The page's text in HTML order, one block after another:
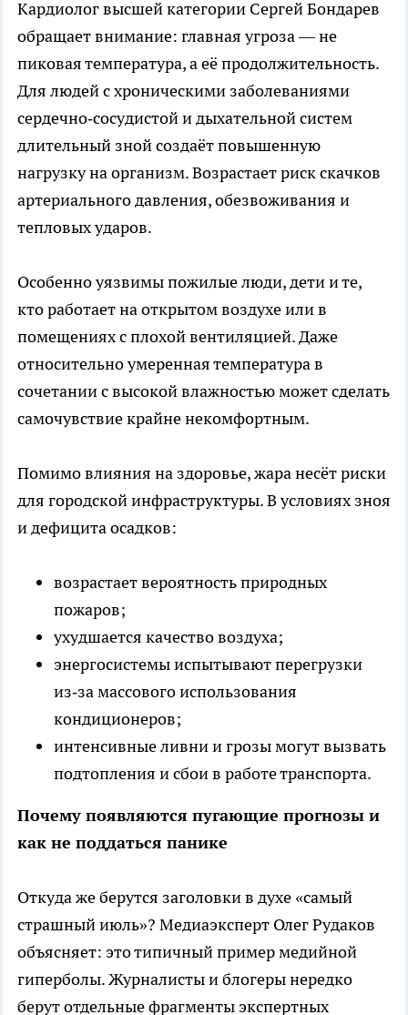
Кардиолог высшей категории Сергей Бондарев
обращает внимание: главная угроза — не
пиковая температура, а её продолжительность.
Для людей с хроническими заболеваниями
сердечно‑сосудистой и дыхательной систем
длительный зной создаёт повышенную
нагрузку на организм. Возрастает риск скачков
артериального давления, обезвоживания и
тепловых ударов.
Особенно уязвимы пожилые люди, дети и те,
кто работает на открытом воздухе или в
помещениях с плохой вентиляцией. Даже
относительно умеренная температура в
сочетании с высокой влажностью может сделать
самочувствие крайне некомфортным.
Помимо влияния на здоровье, жара несёт риски
для городской инфраструктуры. В условиях зноя
и дефицита осадков:
возрастает вероятность природных
пожаров;
ухудшается качество воздуха;
энергосистемы испытывают перегрузки
из‑за массового использования
кондиционеров;
интенсивные ливни и грозы могут вызвать
подтопления и сбои в работе транспорта.
Почему появляются пугающие прогнозы и
как не поддаться панике
Откуда же берутся заголовки в духе «самый
страшный июль»? Медиаэксперт Олег Рудаков
объясняет: это типичный пример медийной
гиперболы. Журналисты и блогеры нередко
берут отдельные фрагменты экспертных